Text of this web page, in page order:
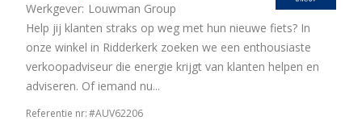
uur
16
uur
Werkgever: Louwman Group
Help jij klanten straks op weg met hun nieuwe fiets? In
onze winkel in Ridderkerk zoeken we een enthousiaste
verkoopadviseur die energie krijgt van klanten helpen en
adviseren. Of iemand nu...
Referentie nr:#AUV62206